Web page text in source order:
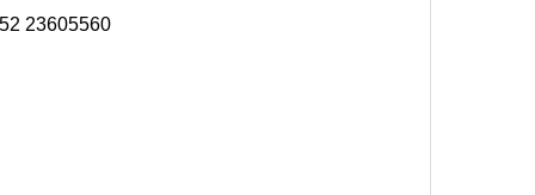
23605560